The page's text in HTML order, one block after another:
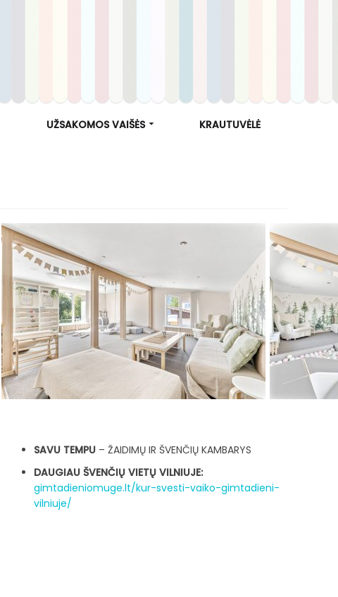
UŽSAKOMOS VAIŠĖS KRAUTUVĖLĖ
SAVU TEMPU – ŽAIDIMŲ IR ŠVENČIŲ KAMBARYS
DAUGIAU ŠVENČIŲ VIETŲ VILNIUJE:
gimtadieniomuge.lt/kur-svesti-vaiko-gimtadieni-
vilniuje/